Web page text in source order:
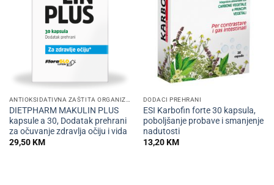
DIETPHARM MAKULIN PLUS
kapsule a 30, Dodatak prehrani
za očuvanje zdravlja očiju i vida
29,50KM
DODACI PREHRANI
ESI Karbofin forte 30 kapsula,
poboljšanje probave i smanjenje
nadutosti
13,20KM